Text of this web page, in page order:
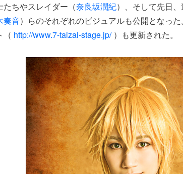
たちやスレイダー（奈良坂潤紀）、そして先日
奏音）らのそれぞれのビジュアルも公開となっ
（ http://www.7-taizai-stage.jp/）も更新された。